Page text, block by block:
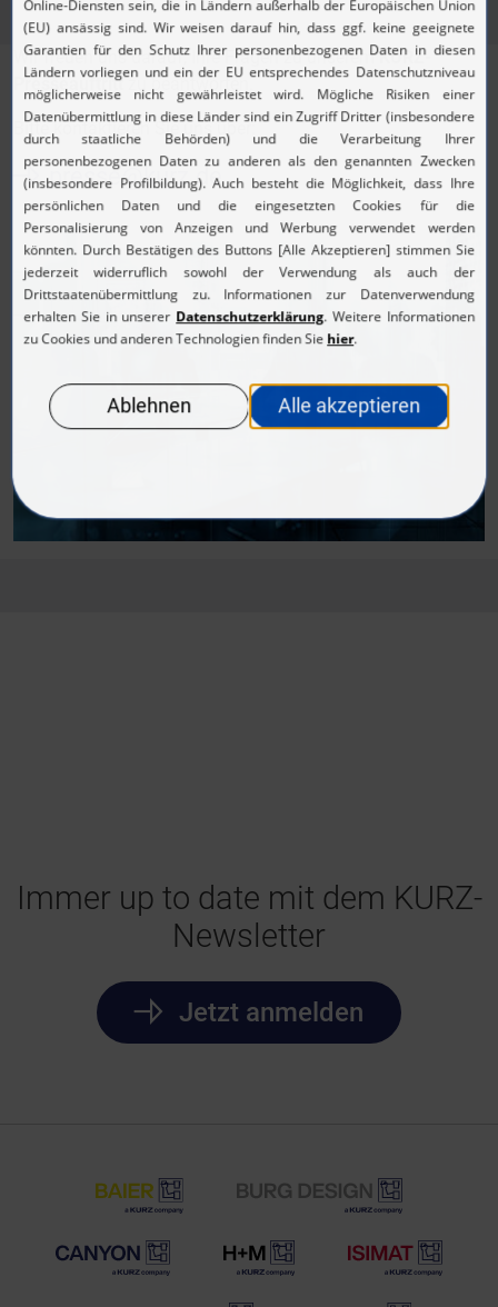
Wir freuen uns darauf, Ihre Fragen zu unseremKURZ-
Presseauftrittzu beantworten.
Bitte kontaktieren Sie uns über:
presse@kurz.de
Immer up to date mit dem KURZ-
Newsletter
Jetzt anmelden